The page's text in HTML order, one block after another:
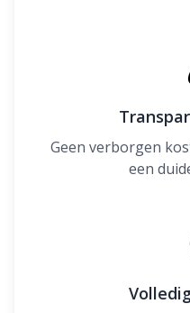
Geen verborgen
een